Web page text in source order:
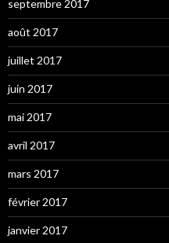
septembre 2017
août 2017
juillet 2017
juin 2017
mai 2017
avril 2017
mars 2017
février 2017
janvier 2017